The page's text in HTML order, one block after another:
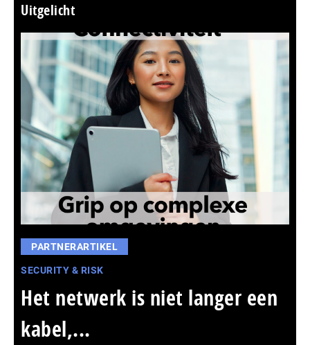
Uitgelicht
PARTNERARTIKEL
SECURITY & RISK
Het netwerk is niet langer een
kabel,...